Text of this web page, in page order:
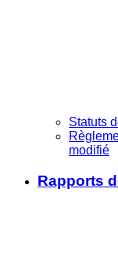
Statuts
modifié
Rapports